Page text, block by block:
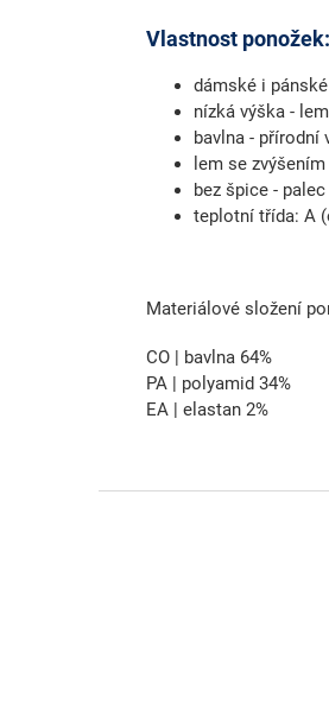
Vlastnost ponožek:
dámské i
nízká výška -
bavlna -
lem se
bez špice -
teplotní třída: A
Materiálové složení
CO | bavlna 64%
PA | polyamid 34%
EA | elastan 2%